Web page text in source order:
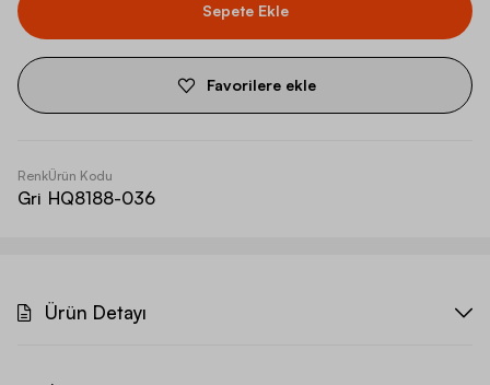
Sepete Ekle
Favorilere ekle
Renk
Gri
Ürün Kodu
HQ8188-036
Ürün Detayı